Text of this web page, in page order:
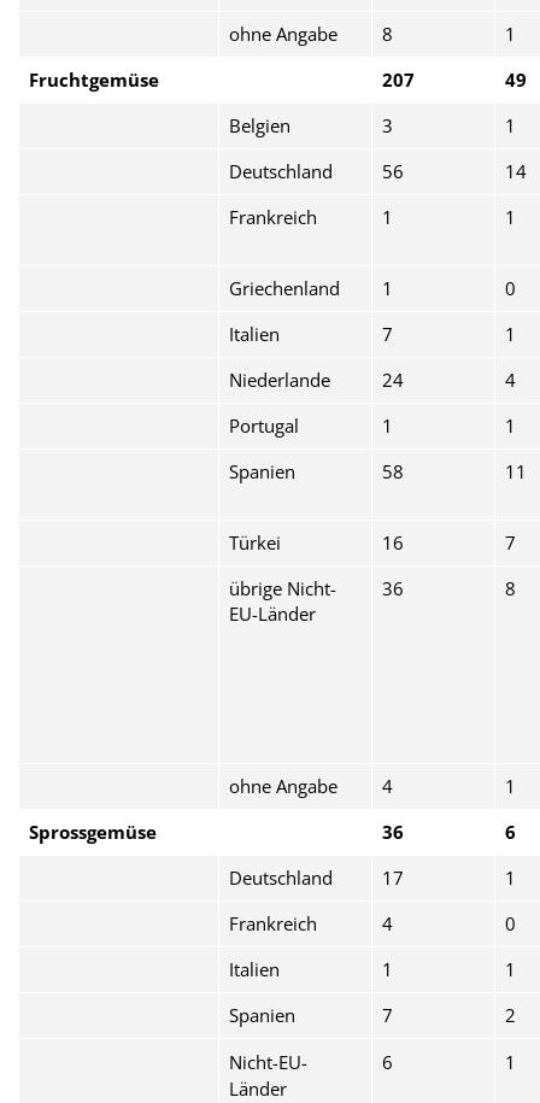
ohne Angabe 8
1
Fruchtgemüse
207
49
Belgien
3
1
Deutschland
56
14
Frankreich
1 1
Griechenland 1
0
Italien
7
1
Niederlande
24
4
Portugal
1
1
Spanien
58 11
Türkei 16
7
übrige Nicht-
EU-Länder
36 8
ohne Angabe 4
1
Sprossgemüse
36
6
Deutschland
17
1
Frankreich
4
0
Italien
1
1
Spanien
7
2
Nicht-EU-
Länder
6 1